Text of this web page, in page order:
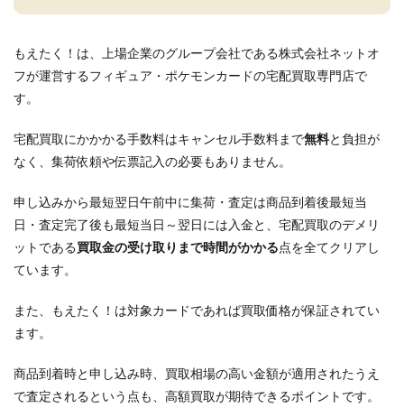
もえたく！は、上場企業のグループ会社である株式会社ネットオ
フが運営するフィギュア・ポケモンカードの宅配買取専門店で
す。
宅配買取にかかかる手数料はキャンセル手数料まで無料と負担が
なく、集荷依頼や伝票記入の必要もありません。
申し込みから最短翌日午前中に集荷・査定は商品到着後最短当
日・査定完了後も最短当日～翌日には入金と、宅配買取のデメリ
ットである買取金の受け取りまで時間がかかる点を全てクリアし
ています。
また、もえたく！は対象カードであれば買取価格が保証されてい
ます。
商品到着時と申し込み時、買取相場の高い金額が適用されたうえ
で査定されるという点も、高額買取が期待できるポイントです。